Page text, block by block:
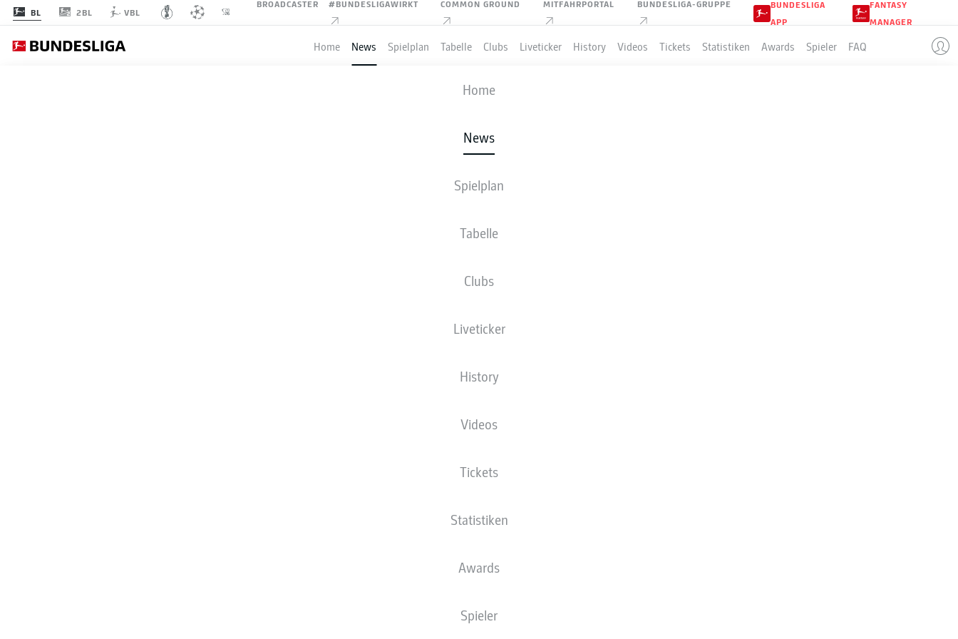
BL 2BL VBL
BROADCASTER #BUNDESLIGAWIRKT COMMON GROUND MITFAHRPORTAL BUNDESLIGA-GRUPPE
BUNDESLIGA
APP
FANTASY
MANAGER
Home News Spielplan Tabelle Clubs Liveticker History Videos Tickets Statistiken Awards Spieler FAQ
Home
News
Spielplan
Tabelle
Clubs
Liveticker
History
Videos
Tickets
Statistiken
Awards
Spieler
Anzeige
GELUNGENES DEBÜT VON LUIS DÍAZ
FÜR BAYERN MÜNCHEN